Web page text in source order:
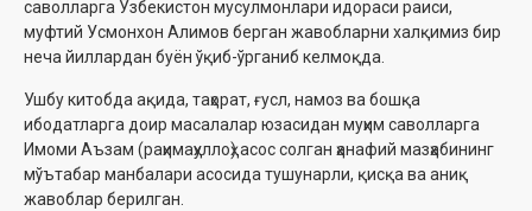
саволларга Ўзбекистон мусулмонлари идораси раиси,
муфтий Усмонхон Алимов берган жавобларни халқимиз бир
неча йиллардан буён ўқиб-ўрганиб келмоқда.
Ушбу китобда ақида, таҳорат, ғусл, намоз ва бошқа
ибодатларга доир масалалар юзасидан муҳим саволларга
Имоми Аъзам (раҳимаҳуллоҳ) асос солган ҳанафий мазҳабининг
мўътабар манбалари асосида тушунарли, қисқа ва аниқ
жавоблар берилган.